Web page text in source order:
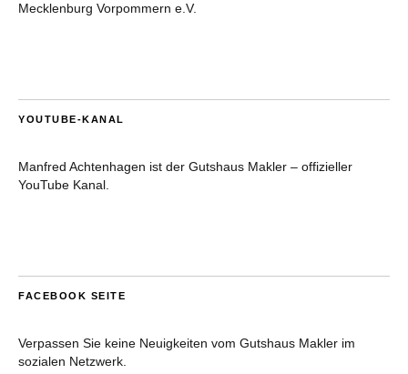
Mecklenburg Vorpommern e.V.
YOUTUBE-KANAL
Manfred Achtenhagen ist der Gutshaus Makler – offizieller
YouTube Kanal.
FACEBOOK SEITE
Verpassen Sie keine Neuigkeiten vom Gutshaus Makler im
sozialen Netzwerk.